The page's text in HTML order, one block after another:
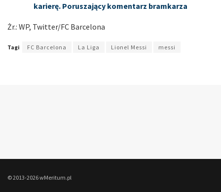
karierę. Poruszający komentarz bramkarza
Żr.: WP, Twitter/FC Barcelona
Tagi FC Barcelona La Liga Lionel Messi messi
© 2013-2026 wMeritum.pl